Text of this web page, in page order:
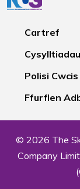
Cartref
Cysylltiadau
Polisi Cwcis
Ffurflen
© 2026 The
Company